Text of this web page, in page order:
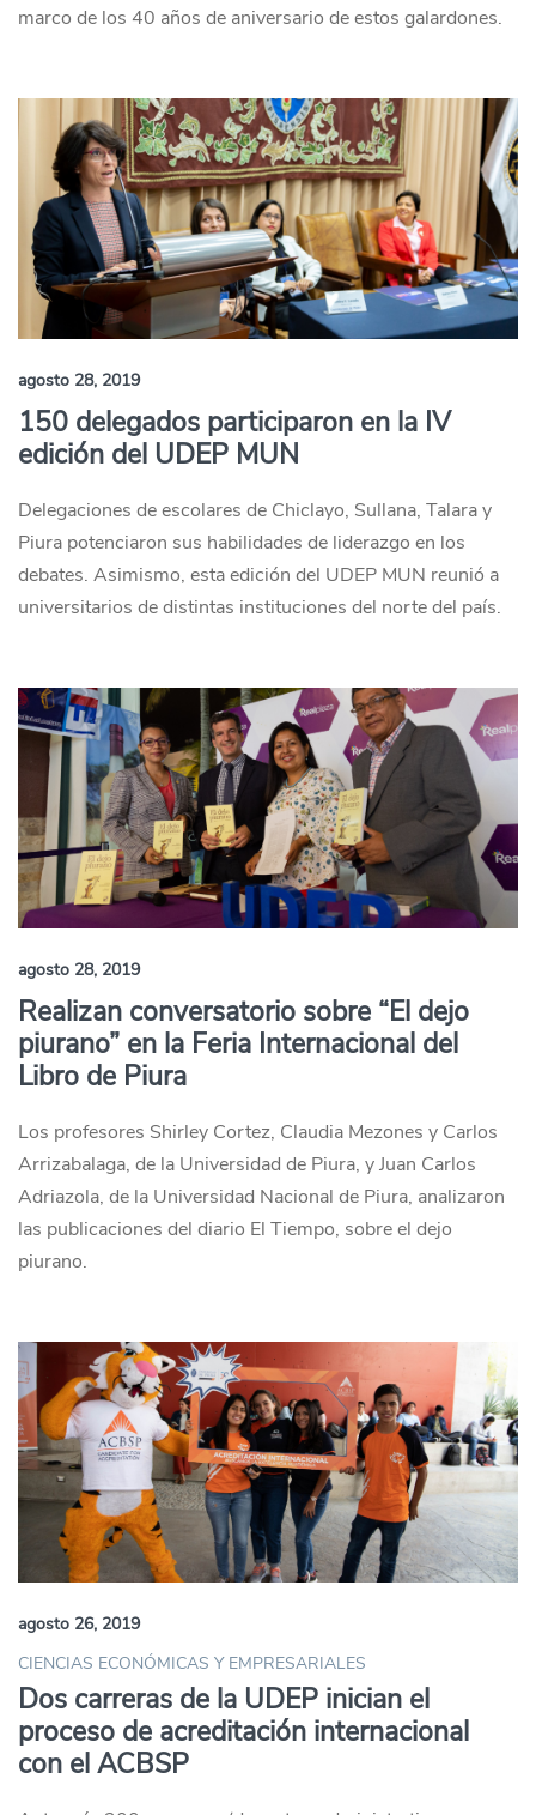
marco de los 40 años de aniversario de estos galardones.
agosto 28, 2019
150 delegados participaron en la IV
edición del UDEP MUN
Delegaciones de escolares de Chiclayo, Sullana, Talara y
Piura potenciaron sus habilidades de liderazgo en los
debates. Asimismo, esta edición del UDEP MUN reunió a
universitarios de distintas instituciones del norte del país.
agosto 28, 2019
Realizan conversatorio sobre “El dejo
piurano” en la Feria Internacional del
Libro de Piura
Los profesores Shirley Cortez, Claudia Mezones y Carlos
Arrizabalaga, de la Universidad de Piura, y Juan Carlos
Adriazola, de la Universidad Nacional de Piura, analizaron
las publicaciones del diario El Tiempo, sobre el dejo
piurano.
agosto 26, 2019
CIENCIAS ECONÓMICAS Y EMPRESARIALES
Dos carreras de la UDEP inician el
proceso de acreditación internacional
con el ACBSP